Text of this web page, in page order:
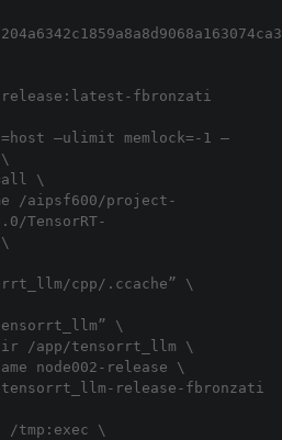
release:latest-fbronzati
–ulimit memlock=-1 –
\
project-
TensorRT-
cpp/.ccache” \
tensorrt_llm” \
tensorrt_llm \
release \
release-fbronzati
\